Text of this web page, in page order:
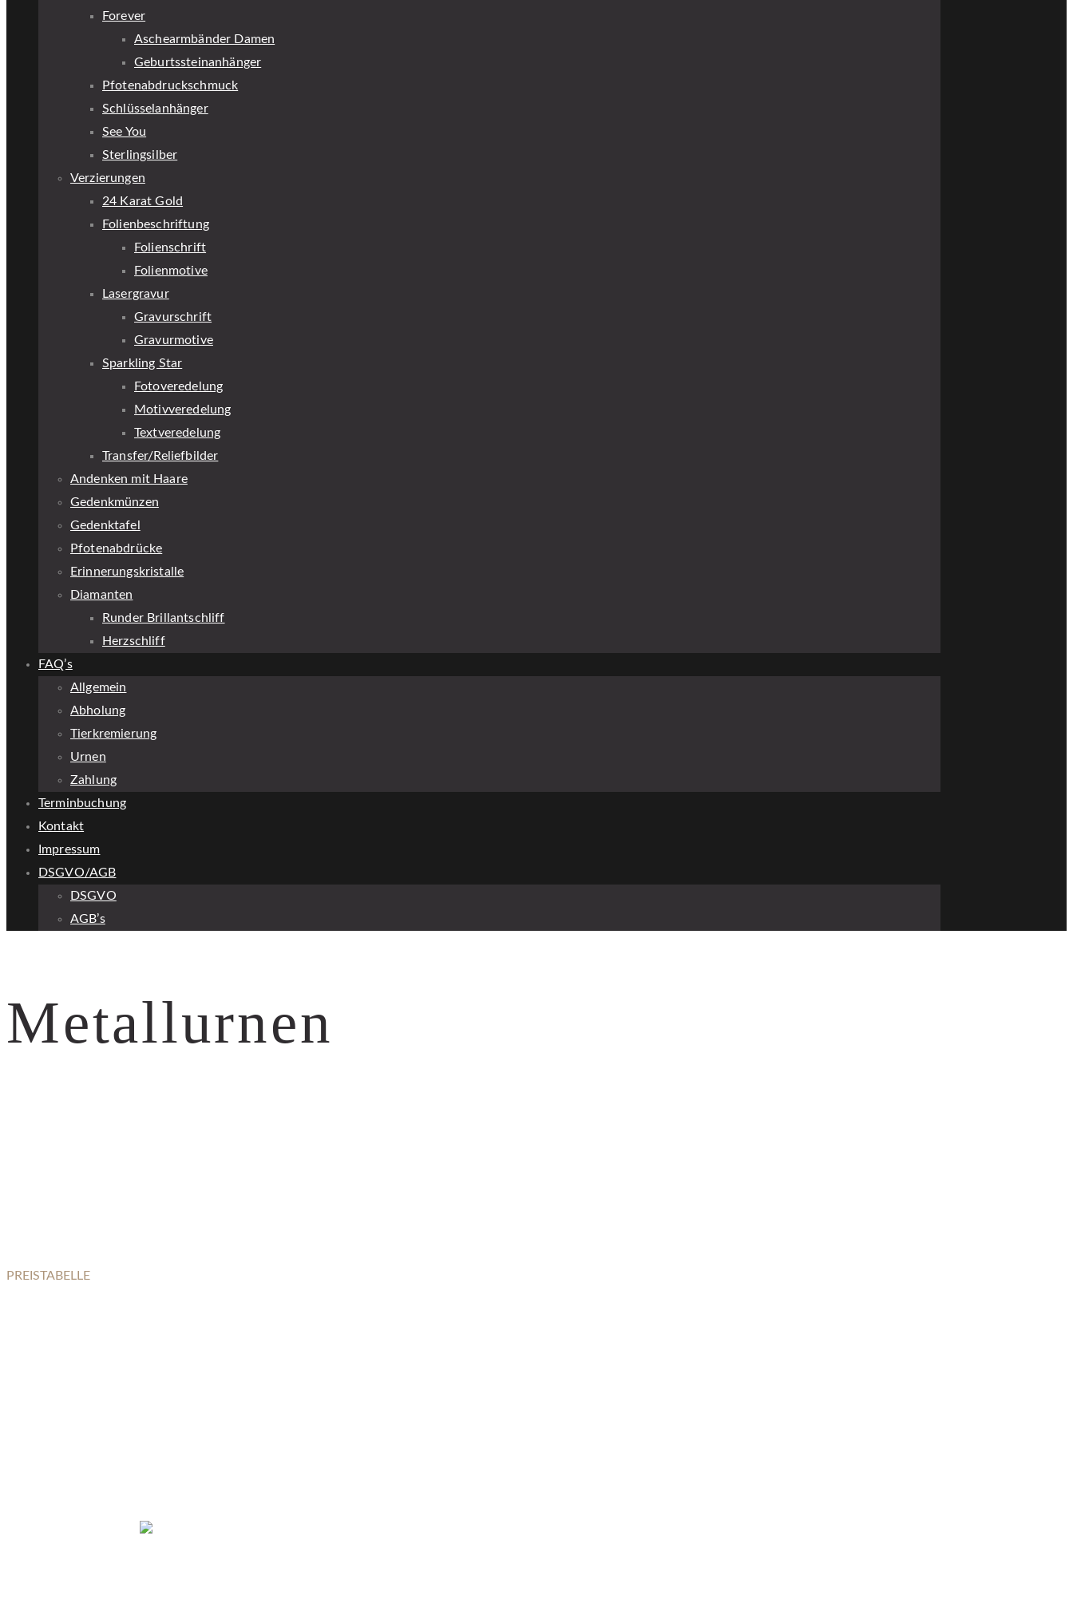
Forever
Aschearmbänder Damen
Geburtssteinanhänger
Pfotenabdruckschmuck
Schlüsselanhänger
See You
Sterlingsilber
Verzierungen
24 Karat Gold
Folienbeschriftung
Folienschrift
Folienmotive
Lasergravur
Gravurschrift
Gravurmotive
Sparkling Star
Fotoveredelung
Motivveredelung
Textveredelung
Transfer/Reliefbilder
Andenken mit Haare
Gedenkmünzen
Gedenktafel
Pfotenabdrücke
Erinnerungskristalle
Diamanten
Runder Brillantschliff
Herzschliff
FAQ’s
Allgemein
Abholung
Tierkremierung
Urnen
Zahlung
Terminbuchung
Kontakt
Impressum
DSGVO/AGB
DSGVO
AGB’s
Metallurnen
PREISTABELLE